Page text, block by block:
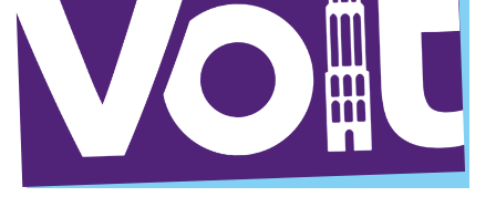
Volt Houten
Volt Soest
Volt Utrecht (Stad)
Agenda
Vacatures